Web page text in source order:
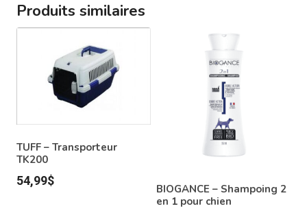
Produits similaires
TUFF – Transporteur
TK200
54,99$
BIOGANCE – Shampoing 2
en 1 pour chien